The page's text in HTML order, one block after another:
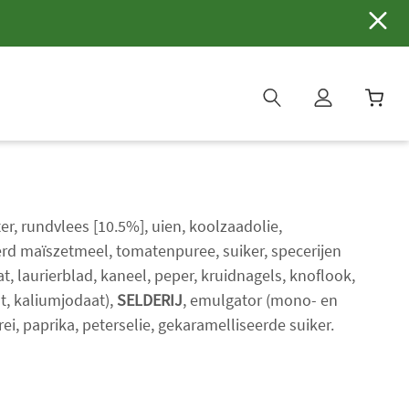
rundvlees [10.5%], uien, koolzaadolie,
maïszetmeel, tomatenpuree, suiker, specerijen
laurierblad, kaneel, peper, kruidnagels, knoflook,
kaliumjodaat), SELDERIJ, emulgator (mono- en
paprika, peterselie, gekaramelliseerde suiker.